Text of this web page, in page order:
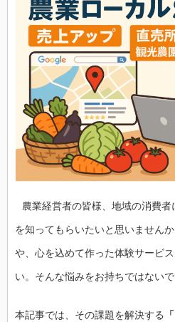
農業経営者の皆様、地域の消費
を知ってもらいたいと思いません
や、心を込めて作った体験サービ
い。そんな悩みをお持ちではないで
本記事では、その課題を解決する